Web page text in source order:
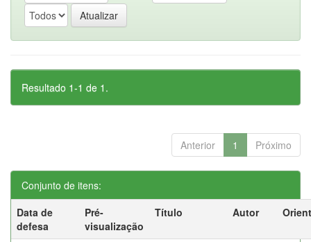
Resultado 1-1 de 1.
Anterior 1 Próximo
Conjunto de itens:
Data de
defesa
Pré-
visualização
Título Autor